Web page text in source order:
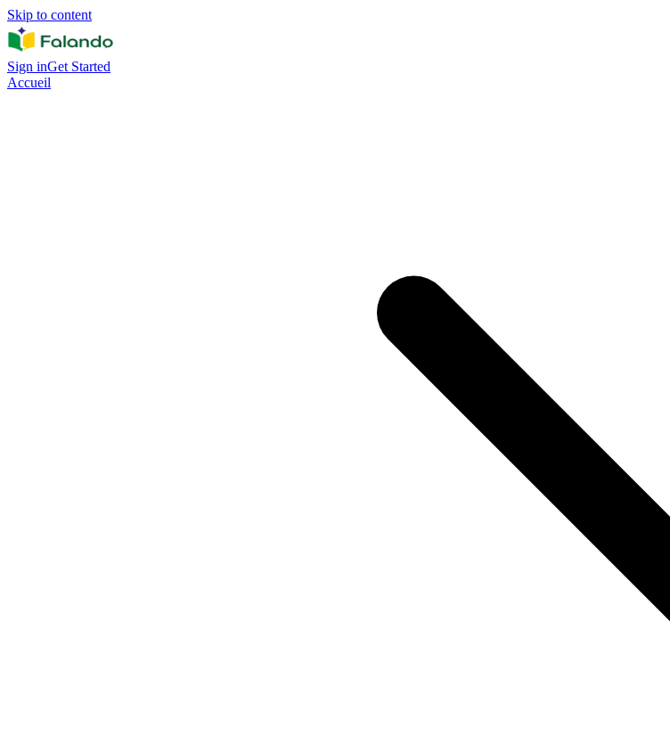
Skip to content
Sign inGet Started
Accueil